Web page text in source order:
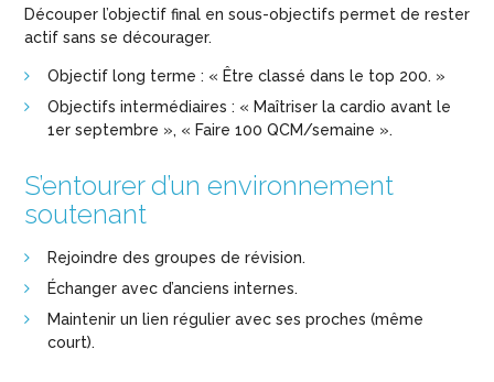
Découper l’objectif final en sous-objectifs permet de rester
actif sans se décourager.
Objectif long terme : « Être classé dans le top 200. »
Objectifs intermédiaires : « Maîtriser la cardio avant le
1er septembre », « Faire 100 QCM/semaine ».
S’entourer d’un environnement
soutenant
Rejoindre des groupes de révision.
Échanger avec d’anciens internes.
Maintenir un lien régulier avec ses proches (même
court).